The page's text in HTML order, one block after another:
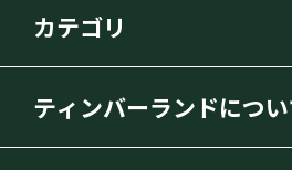
カテゴリ
ティンバーランドにつ